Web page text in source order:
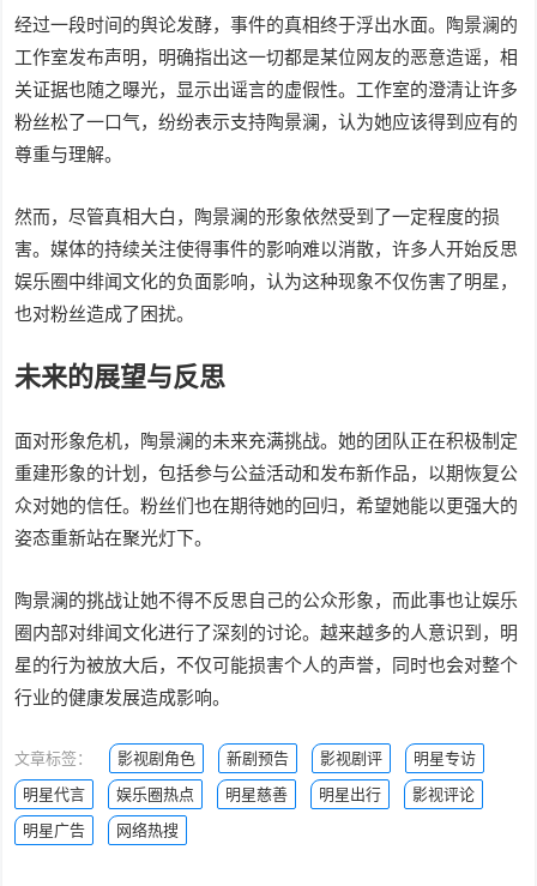
经过一段时间的舆论发酵，事件的真相终于浮出水面。陶景澜的
工作室发布声明，明确指出这一切都是某位网友的恶意造谣，相
关证据也随之曝光，显示出谣言的虚假性。工作室的澄清让许多
粉丝松了一口气，纷纷表示支持陶景澜，认为她应该得到应有的
尊重与理解。
然而，尽管真相大白，陶景澜的形象依然受到了一定程度的损
害。媒体的持续关注使得事件的影响难以消散，许多人开始反思
娱乐圈中绯闻文化的负面影响，认为这种现象不仅伤害了明星，
也对粉丝造成了困扰。
未来的展望与反思
面对形象危机，陶景澜的未来充满挑战。她的团队正在积极制定
重建形象的计划，包括参与公益活动和发布新作品，以期恢复公
众对她的信任。粉丝们也在期待她的回归，希望她能以更强大的
姿态重新站在聚光灯下。
陶景澜的挑战让她不得不反思自己的公众形象，而此事也让娱乐
圈内部对绯闻文化进行了深刻的讨论。越来越多的人意识到，明
星的行为被放大后，不仅可能损害个人的声誉，同时也会对整个
行业的健康发展造成影响。
文章标签： 影视剧角色 新剧预告 影视剧评
明星专访
明星代言
娱乐圈热点 明星慈善 明星出行
影视评论
明星广告
网络热搜